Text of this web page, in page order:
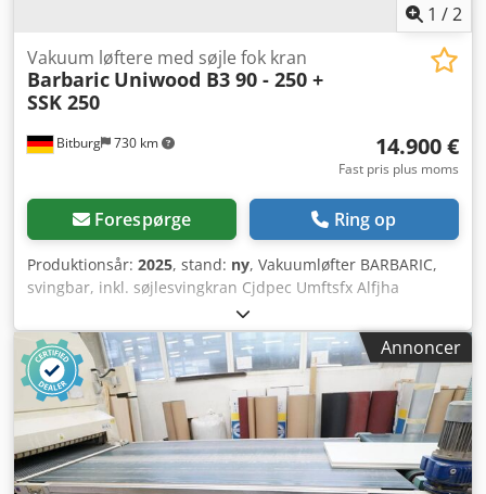
1 /2
Bitburg 730 km
Vakuum løftere med søjle fok kran
Barbaric Uniwood B3 90 - 250 +
SSK 250
14.900 €
Fast pris plus moms
Forespørge Ring op
Produktionsår: 2025, stand: ny, Vakuumløfter BARBARIC,
svingbar, inkl. søjlesvingkran Cjdpec Umftsfx Alfjha
Udstyrspakke består af: - Vakuumløfter uniWood B3-90
Grad - 250 Komfortudførelse med integreret kædetalje,
forstærket, løftekapacitet: 250 kg Egnet til lodret og vandret
transport af plane, kommercielt tilgængelige plader.
Vakuumgenereringen sker pneumatisk via ejektor. For løft
af porøse materialer (MDF over 8 mm tykkelse) er en
forstærket vakuumpumpe indbygget. -- Tekniske data --
Løftehastighed kædetalje: 0-10 m/min, trinløs via
Annoncer